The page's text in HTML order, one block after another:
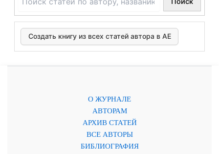
Создать книгу из всех статей автора в АЕ
О ЖУРНАЛЕ
АВТОРАМ
АРХИВ СТАТЕЙ
ВСЕ АВТОРЫ
БИБЛИОГРАФИЯ